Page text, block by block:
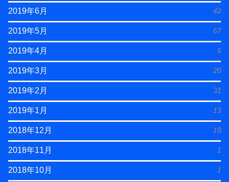
2019年6月 42
2019年5月 67
2019年4月 6
2019年3月 20
2019年2月 31
2019年1月 13
2018年12月 10
2018年11月 1
2018年10月 1